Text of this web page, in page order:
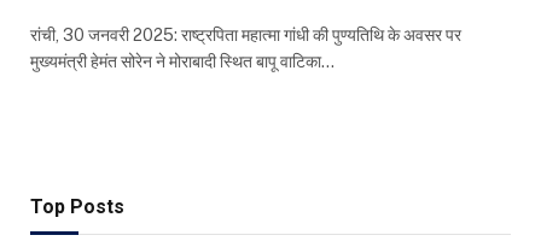
रांची, 30 जनवरी 2025: राष्ट्रपिता महात्मा गांधी की पुण्यतिथि के अवसर पर
मुख्यमंत्री हेमंत सोरेन ने मोराबादी स्थित बापू वाटिका…
Top Posts